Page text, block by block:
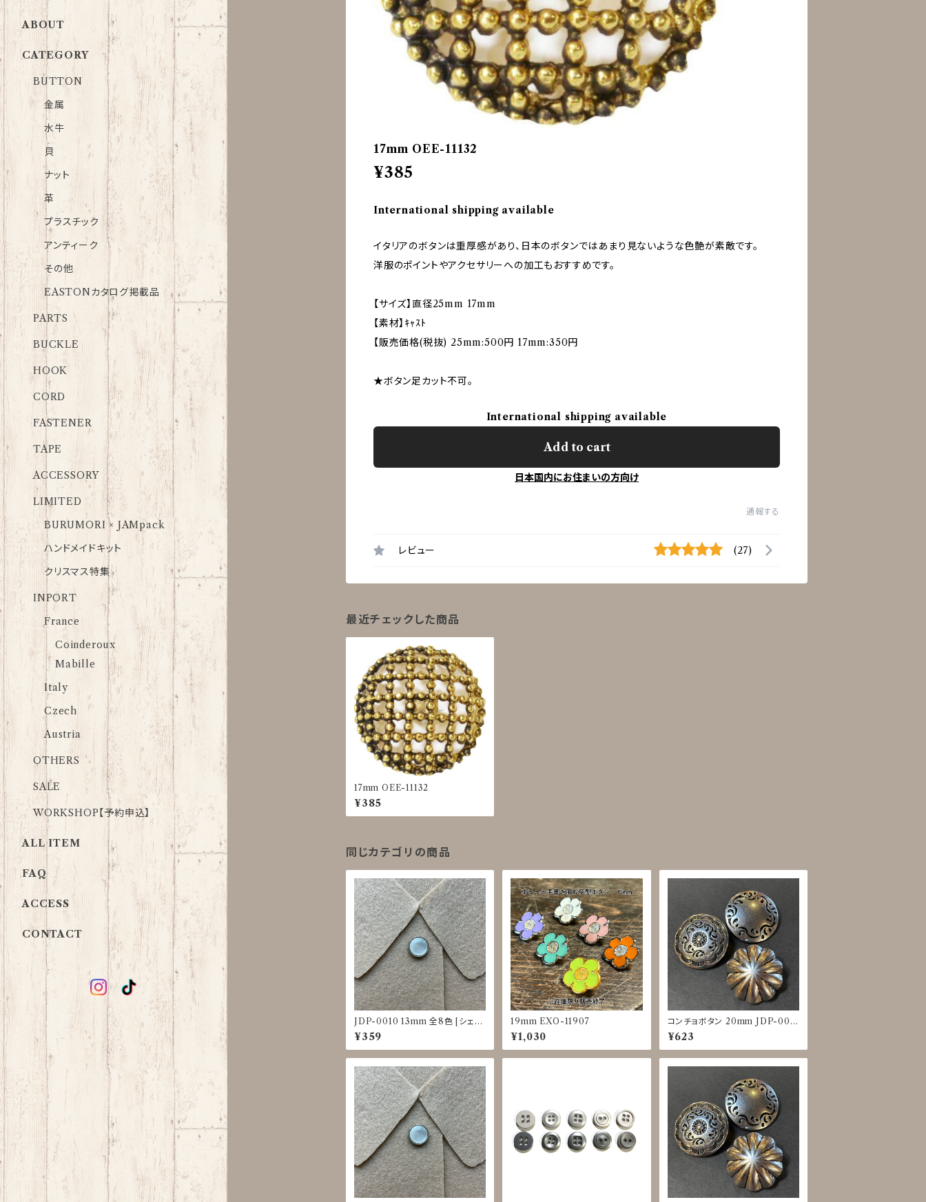
17mm OEE-11132
¥385
International shipping available
イタリアのボタンは重厚感があり、日本のボタンではあまり見ないような色艶が素敵です。
洋服のポイントやアクセサリーへの加工もおすすめです。
【サイズ】直径25mm 17mm
【素材】ｷｬｽﾄ
【販売価格(税抜) 25mm:500円 17mm:350円
★ボタン足カット不可。
International shipping available
Add to cart
日本国内にお住まいの方向け
通報する
レビュー (27)
最近チェックした商品
17mm OEE-11132
¥385
同じカテゴリの商品
JDP-0010 13mm 全8色 [シェル
調][裏足ボタン][ブラウス]
¥359
19mm EXO-11907
¥1,030
コンチョボタン 20mm JDP-001
6
¥623
ABOUT
CATEGORY
BUTTON
金属
水牛
貝
ナット
革
プラスチック
アンティーク
その他
EASTONカタログ掲載品
PARTS
BUCKLE
HOOK
CORD
FASTENER
TAPE
ACCESSORY
LIMITED
BURUMORI × JAMpack
ハンドメイドキット
クリスマス特集
INPORT
France
Coinderoux
Mabille
Italy
Czech
Austria
OTHERS
SALE
WORKSHOP【予約申込】
ALL ITEM
FAQ
ACCESS
CONTACT